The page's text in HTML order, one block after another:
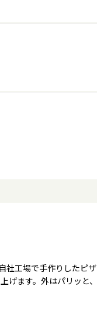
社工場で手作りしたピザ
ます。外はパリッと、